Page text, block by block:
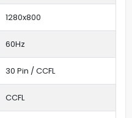
1280x800
60Hz
30 Pin / CCFL
CCFL